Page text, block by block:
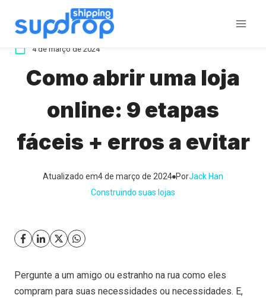
para
conteúdo
4 de março de 2024
Como abrir uma loja
online: 9 etapas
fáceis + erros a evitar
Atualizado em4 de março de 2024 PorJack Han
Construindo suas lojas
Pergunte a um amigo ou estranho na rua como eles
compram para suas necessidades ou necessidades. E,